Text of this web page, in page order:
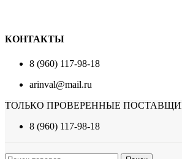
КОНТАКТЫ
8 (960) 117-98-18
arinval@mail.ru
ТОЛЬКО ПРОВЕРЕННЫЕ
8 (960) 117-98-18